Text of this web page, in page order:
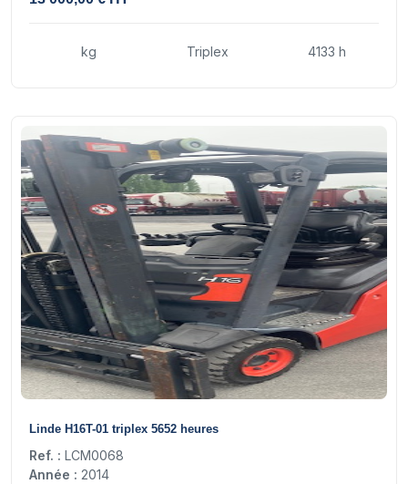
kg Triplex 4133 h
Linde H16T-01 triplex 5652 heures
Ref. : LCM0068
Année : 2014